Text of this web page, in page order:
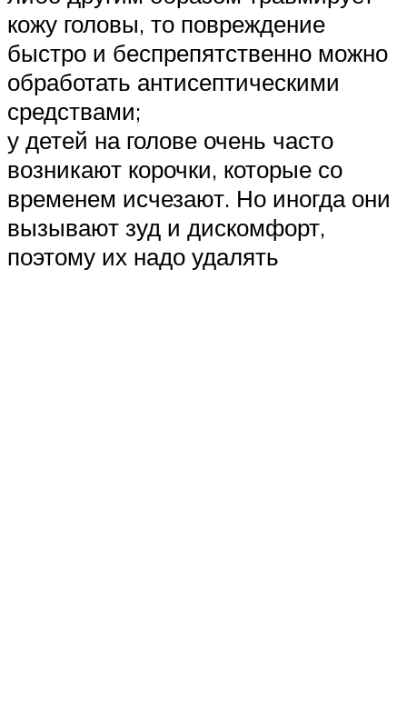
кожу головы, то повреждение
быстро и беспрепятственно можно
обработать антисептическими
средствами;
у детей на голове очень часто
возникают корочки, которые со
временем исчезают. Но иногда они
вызывают зуд и дискомфорт,
поэтому их надо удалять